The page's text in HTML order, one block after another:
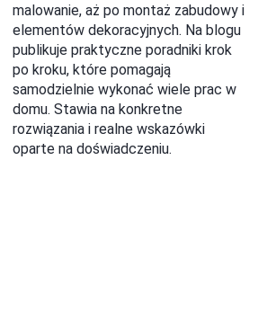
malowanie, aż po montaż zabudowy i
elementów dekoracyjnych. Na blogu
publikuje praktyczne poradniki krok
po kroku, które pomagają
samodzielnie wykonać wiele prac w
domu. Stawia na konkretne
rozwiązania i realne wskazówki
oparte na doświadczeniu.